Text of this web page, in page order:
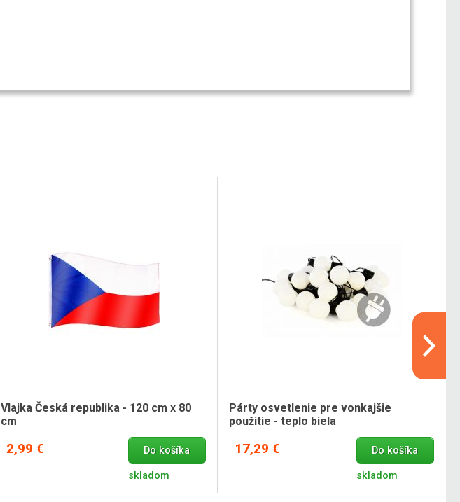
Vlajka Česká republika - 120 cm x 80
cm
2,99 € Do košíka
skladom
Párty osvetlenie pre vonkajšie
použitie - teplo biela
17,29 € Do košíka
skladom